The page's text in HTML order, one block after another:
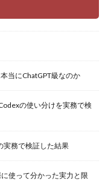
当にChatGPT級なのか
の使い分けを実務で検
実務で検証した結果
使って分かった実力と限